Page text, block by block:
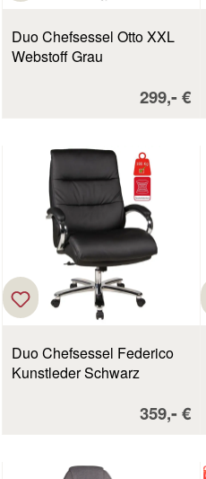
Duo Chefsessel Otto XXL
Webstoff Grau
299,- €
Duo Chefsessel Federico
Kunstleder Schwarz
359,- €